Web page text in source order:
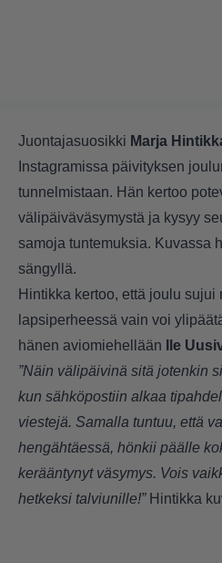
Juontajasuosikki Marja
Instagramissa päivityksen
tunnelmistaan. Hän kertoo
välipäiväväsymystä ja kysyy
samoja tuntemuksia. Kuvassa
sängyllä.
Hintikka kertoo, että joulu sujui
lapsiperheessä vain voi
hänen aviomiehellään
Ile
”Näin välipäivinä sitä jotenkin
kun sähköpostiin alkaa
viestejä. Samalla tuntuu, että
hengähtäessä, hönkii päälle
kerääntynyt väsymys. Vois
hetkeksi talviunille!”Hintikka